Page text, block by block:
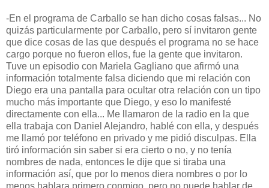
-En el programa de Carballo se han dicho cosas falsas... No
quizás particularmente por Carballo, pero sí invitaron gente
que dice cosas de las que después el programa no se hace
cargo porque no fueron ellos, fue la gente que invitaron.
Tuve un episodio con Mariela Gagliano que afirmó una
información totalmente falsa diciendo que mi relación con
Diego era una pantalla para ocultar otra relación con un tipo
mucho más importante que Diego, y eso lo manifesté
directamente con ella... Me llamaron de la radio en la que
ella trabaja con Daniel Alejandro, hablé con ella, y después
me llamó por teléfono en privado y me pidió disculpas. Ella
tiró información sin saber si era cierto o no, y no tenía
nombres de nada, entonces le dije que si tiraba una
información así, que por lo menos diera nombres o por lo
menos hablara primero conmigo, pero no puede hablar de